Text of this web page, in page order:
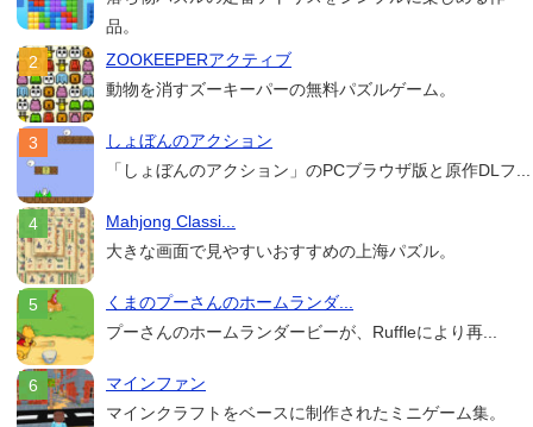
品。
ZOOKEEPERアクティブ
動物を消すズーキーパーの無料パズルゲーム。
しょぼんのアクション
「しょぼんのアクション」のPCブラウザ版と原作DLフ...
Mahjong Classi...
大きな画面で見やすいおすすめの上海パズル。
くまのプーさんのホームランダ...
プーさんのホームランダービーが、Ruffleにより再...
マインファン
マインクラフトをベースに制作されたミニゲーム集。